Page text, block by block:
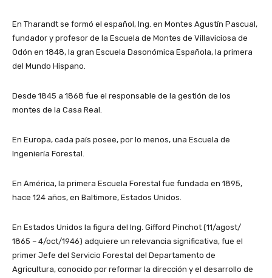
En Tharandt se formó el español, Ing. en Montes Agustín Pascual,
fundador y profesor de la Escuela de Montes de Villaviciosa de
Odón en 1848, la gran Escuela Dasonómica Española, la primera
del Mundo Hispano.
Desde 1845 a 1868 fue el responsable de la gestión de los
montes de la Casa Real.
En Europa, cada país posee, por lo menos, una Escuela de
Ingeniería Forestal.
En América, la primera Escuela Forestal fue fundada en 1895,
hace 124 años, en Baltimore, Estados Unidos.
En Estados Unidos la figura del Ing. Gifford Pinchot (11/agost/
1865 – 4/oct/1946) adquiere un relevancia significativa, fue el
primer Jefe del Servicio Forestal del Departamento de
Agricultura, conocido por reformar la dirección y el desarrollo de